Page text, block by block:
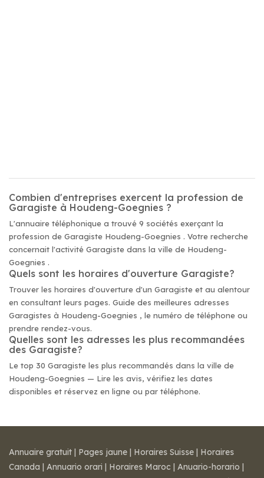
Combien d'entreprises exercent la profession de
Garagiste à Houdeng-Goegnies ?
L'annuaire téléphonique a trouvé 9 sociétés exerçant la
profession de Garagiste Houdeng-Goegnies . Votre recherche
concernait l'activité Garagiste dans la ville de Houdeng-
Goegnies .
Quels sont les horaires d'ouverture Garagiste?
Trouver les horaires d'ouverture d'un Garagiste et au alentour
en consultant leurs pages. Guide des meilleures adresses
Garagistes à Houdeng-Goegnies , le numéro de téléphone ou
prendre rendez-vous.
Quelles sont les adresses les plus recommandées
des Garagiste?
Le top 30 Garagiste les plus recommandés dans la ville de
Houdeng-Goegnies — Lire les avis, vérifiez les dates
disponibles et réservez en ligne ou par téléphone.
Annuaire gratuit | Pages jaune | Horaires Suisse | Horaires
Canada | Annuario orari | Horaires Maroc | Anuario-horario |